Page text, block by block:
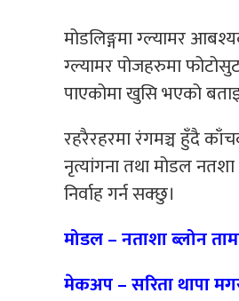
मोडलिङ्गमा ग्ल्यामर
ग्ल्यामर पोजहरुमा
पाएकोमा खुसि भएको
रहरैरहरमा रंगमञ्च हुँदै
नृत्यांगना तथा मोडल
निर्वाह गर्न सक्छु।
मोडल – नताशा ब्लोन
मेकअप – सरिता थापा